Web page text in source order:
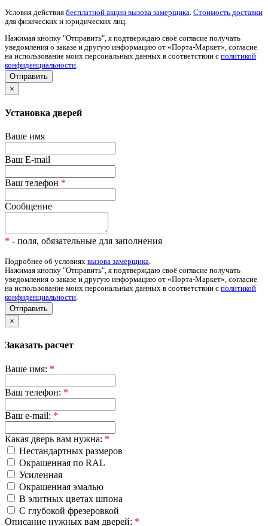
Условия действия бесплатной акции вызова замерщика Стоимость доставки
для физических и юридических лиц.
Нажимая кнопку "Отправить", я подтверждаю своё согласие получать
уведомления о заказе и другую информацию от «Порта-Маркет», согласие
на использование моих персональных данных в соответствии с политикой
конфиденциальности
×
Установка дверей
Ваше имя
Ваш E-mail
Ваш телефон *
Сообщение
* - поля, обязательные для заполнения
Подробнее об условиях вызова замерщика.
Нажимая кнопку "Отправить", я подтверждаю своё согласие получать
уведомления о заказе и другую информацию от «Порта-Маркет», согласие
на использование моих персональных данных в соответствии с политикой
конфиденциальности.
Отправить
×
Заказать расчет
Ваше имя: *
Ваш телефон: *
Ваш e-mail: *
Какая дверь вам нужна: *
Нестандартных размеров
Окрашенная по RAL
Усиленная
Окрашенная эмалью
В элитных цветах шпона
С глубокой фрезеровкой
Описание нужных вам дверей: *